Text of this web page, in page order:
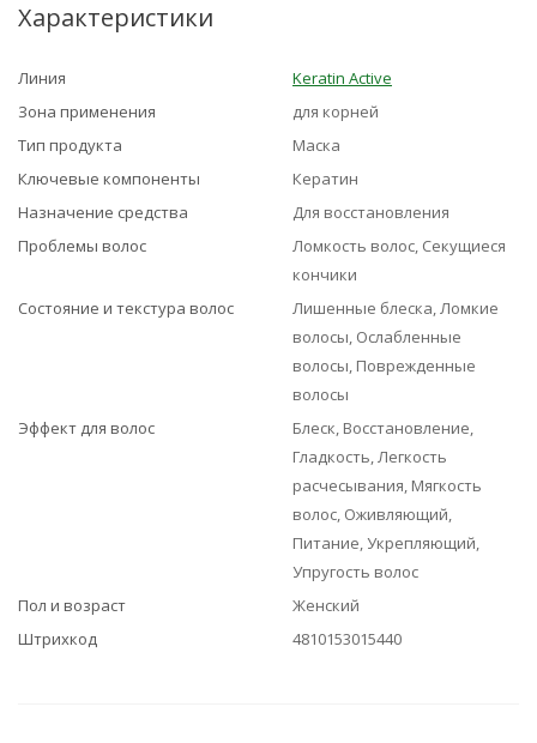
Характеристики
Линия
Keratin Active
Зона применения
для корней
Тип продукта
Маска
Ключевые компоненты
Кератин
Назначение средства
Для восстановления
Проблемы волос
Ломкость волос, Секущиеся
кончики
Состояние и текстура волос
Лишенные блеска, Ломкие
волосы, Ослабленные
волосы, Поврежденные
волосы
Эффект для волос
Блеск, Восстановление,
Гладкость, Легкость
расчесывания, Мягкость
волос, Оживляющий,
Питание, Укрепляющий,
Упругость волос
Пол и возраст
Женский
Штрихкод
4810153015440